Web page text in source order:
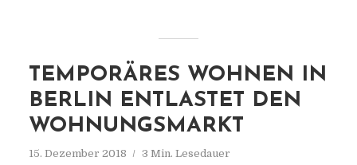
TEMPORÄRES WOHNEN IN
BERLIN ENTLASTET DEN
WOHNUNGSMARKT
15. Dezember 2018 3 Min. Lesedauer